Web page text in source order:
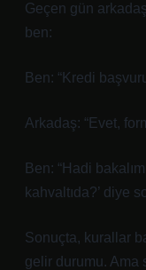
Geçen gün
ben:
Ben: “Kredi
Arkadaş: “Evet,
Ben: “Hadi
kahvaltıda?’ diye
Sonuçta, kurallar
gelir durumu. Ama